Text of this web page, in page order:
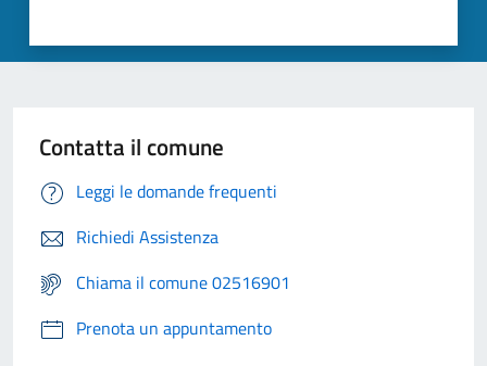
Contatta il comune
Leggi le domande frequenti
Richiedi Assistenza
Chiama il comune 02516901
Prenota un appuntamento